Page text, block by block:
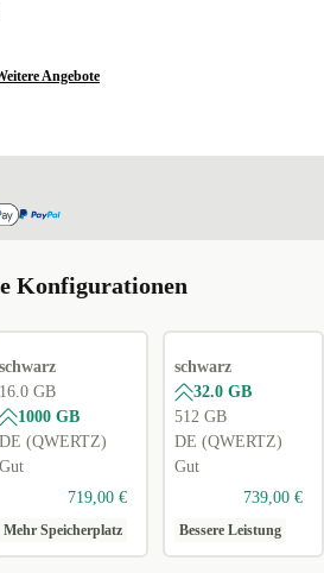
Angebote
Konfigurationen
schwarz
16.0 GB
1000 GB
DE (QWERTZ)
Gut
719,00 €
Mehr Speicherplatz
schwarz
32.0 GB
512 GB
DE (QWERTZ)
Gut
739,00 €
Bessere Leistung